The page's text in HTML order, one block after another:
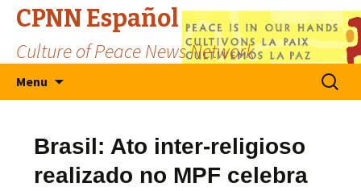
CPNN Español
Culture of Peace News Network
Menu
Search
for:
Brasil: Ato inter-religioso
realizado no MPF celebra